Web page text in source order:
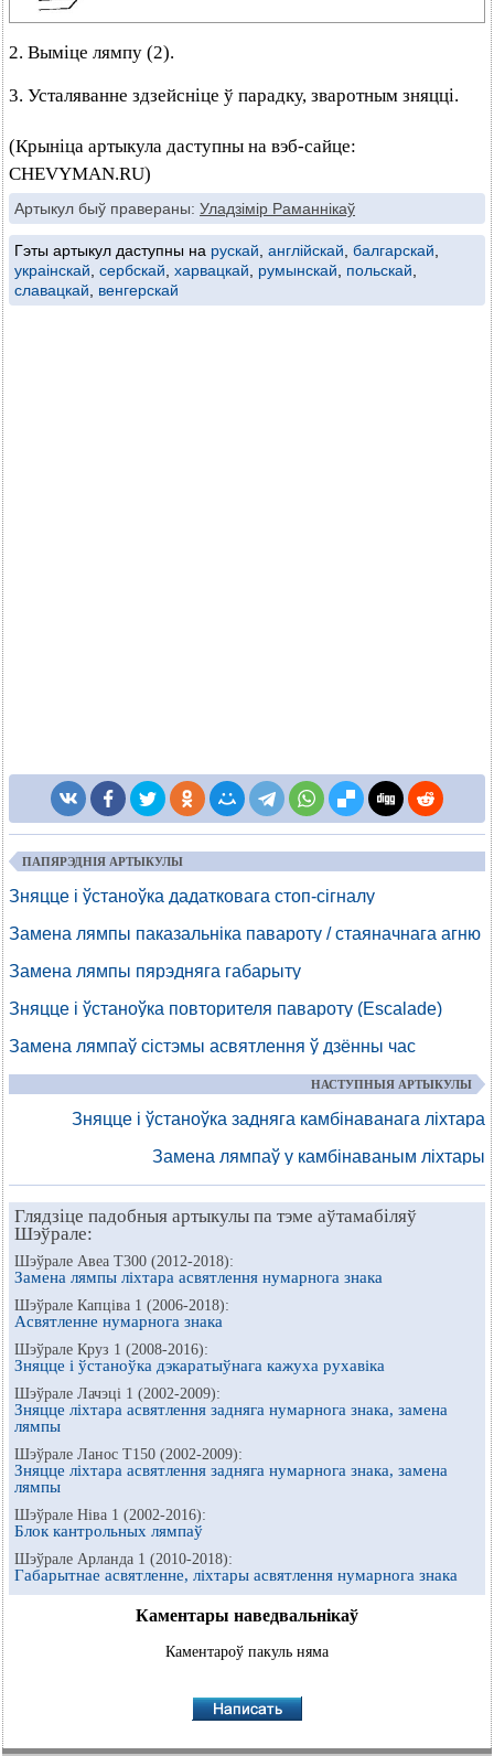
2. Выміце лямпу (2).
3. Усталяванне здзейсніце ў парадку, зваротным зняцці.
(Крыніца артыкула даступны на вэб-сайце:
CHEVYMAN.RU)
Артыкул быў правераны: Уладзімір Раманнікаў
Гэты артыкул даступны на рускай англійскай балгарскай
украінскай сербскай харвацкай румынскай польскай
славацкай
венгерскай
ПАПЯРЭДНІЯ АРТЫКУЛЫ
Зняцце і ўстаноўка дадатковага стоп-сігналу
Замена лямпы паказальніка павароту / стаяначнага агню
Замена лямпы пярэдняга габарыту
Зняцце і ўстаноўка повторителя павароту (Escalade)
Замена лямпаў сістэмы асвятлення ў дзённы час
НАСТУПНЫЯ АРТЫКУЛЫ
Зняцце і ўстаноўка задняга камбінаванага ліхтара
Замена лямпаў у камбінаваным ліхтары
Глядзіце падобныя артыкулы па тэме аўтамабіляў
Шэўрале:
Шэўрале Авеа Т300 (2012-2018):
Замена лямпы ліхтара асвятлення нумарнога знака
Шэўрале Капціва 1 (2006-2018):
Асвятленне нумарнога знака
Шэўрале Круз 1 (2008-2016):
Зняцце і ўстаноўка дэкаратыўнага кажуха рухавіка
Шэўрале Лачэці 1 (2002-2009):
Зняцце ліхтара асвятлення задняга нумарнога знака, замена
лямпы
Шэўрале Ланос Т150 (2002-2009):
Зняцце ліхтара асвятлення задняга нумарнога знака, замена
лямпы
Шэўрале Ніва 1 (2002-2016):
Блок кантрольных лямпаў
Шэўрале Арланда 1 (2010-2018):
Габарытнае асвятленне, ліхтары асвятлення нумарнога знака
Каментары наведвальнікаў
Каментароў пакуль няма